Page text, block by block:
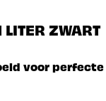
LITER ZWART
voor perfecte